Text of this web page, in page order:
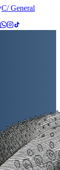
C/ General